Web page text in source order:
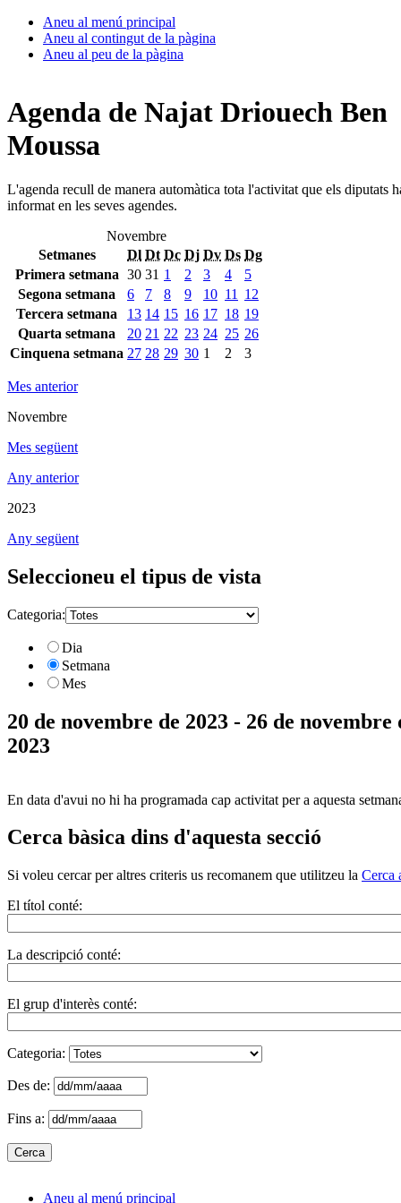
Aneu al menú principal
Aneu al contingut de la pàgina
Aneu al peu de la pàgina
Agenda de Najat Driouech Ben
Moussa
L'agenda recull de manera automàtica tota l'activitat que els diputats
informat en les seves agendes.
Novembre
Setmanes
Dl Dt Dc Dj Dv Ds Dg
Primera setmana 30 31 1 2 3 4
5
Segona setmana
6 7 8 9 10 11
12
Tercera setmana
13 14 15 16 17 18 19
Quarta setmana
20 21 22 23 24 25 26
Cinquena setmana 27 28 29 30 1 2 3
Mes anterior
Novembre
Mes següent
Any anterior
2023
Any següent
Seleccioneu el tipus de vista
Categoria:
Dia
Setmana
Mes
20 de novembre de 2023 - 26 de novembre
2023
En data d'avui no hi ha programada cap activitat per a aquesta
Cerca bàsica dins d'aquesta secció
Si voleu cercar per altres criteris us recomanem que utilitzeu la Cerca
El títol conté:
La descripció conté:
El grup d'interès conté:
Categoria:
Des de:
Fins a:
Aneu al menú principal